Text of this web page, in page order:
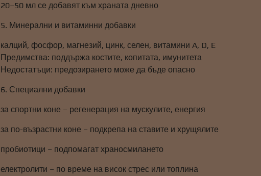
20–50 мл се добавят към храната дневно
5. Минерални и витаминни добавки
калций, фосфор, магнезий, цинк, селен, витамини A, D, E
Предимства: поддържа костите, копитата, имунитета
Недостатъци: предозирането може да бъде опасно
6. Специални добавки
за спортни коне – регенерация на мускулите, енергия
за по-възрастни коне – подкрепа на ставите и хрущялите
пробиотици – подпомагат храносмилането
електролити – по време на висок стрес или топлина